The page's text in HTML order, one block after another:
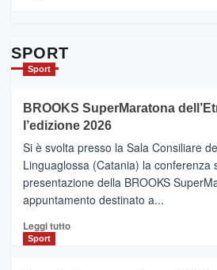
con
la
Al
via
i
collegamenti
SPORT
Sport
BROOKS SuperMaratona
l’edizione 2026
Si è svolta presso la Sala Consiliare
Linguaglossa (Catania) la conferenza
presentazione della BROOKS
appuntamento destinato a...
Leggi tuttoLeggi
Sport